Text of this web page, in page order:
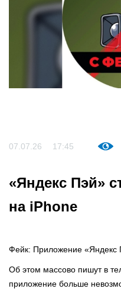
07.07.26 17:45
«Яндекс Пэй»
на iPhone
Фейк: Приложение «Яндекс
Об этом массово пишут в
приложение больше